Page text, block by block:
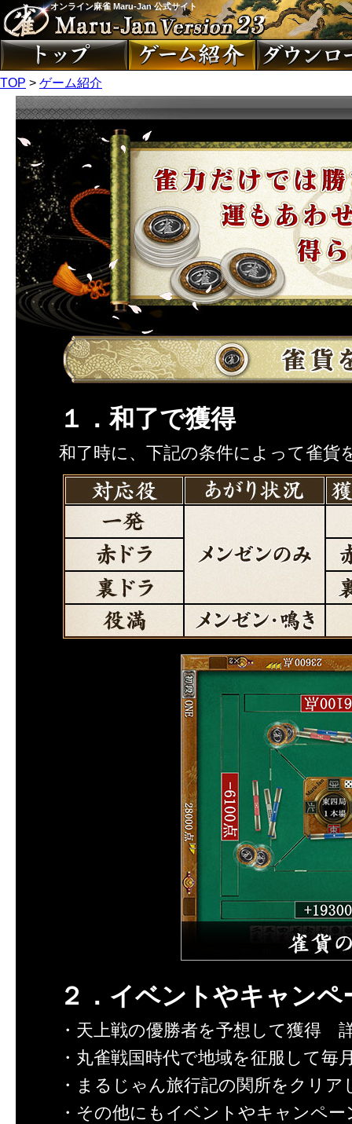
オンライン麻雀 Maru-Jan 公式サイト
TOP > ゲーム紹介
１．和了で獲得
和了時に、下記の条件によって雀貨
２．イベントやキャンペ
・天上戦の優勝者を予想して獲得
・丸雀戦国時代で地域を征服して
・まるじゃん旅行記の関所をクリ
・その他にもイベントやキャンペ